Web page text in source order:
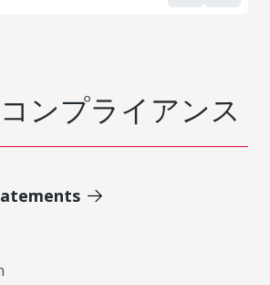
ンプライアンス